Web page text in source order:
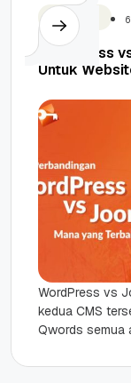
WordPress
WordPress
Untuk
WordPress vs
kedua CMS
Qwords semua
sama-sama...